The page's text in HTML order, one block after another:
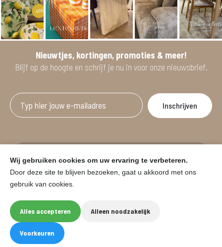
Nieuwtjes, kortingen, promoties & meer!
Blijf op de hoogte en schrijf je nu in voor onze nieuwsbrief.
vanaf minimum 2 willekeurige artikelen.
Onder voorbehoud van prijswijzigingen in de winkel en typfouten.
Wij gebruiken cookies om uw ervaring te verbeteren.
Door deze site te blijven bezoeken, gaat u akkoord met ons
gebruik van cookies.
Alles accepteren Alleen noodzakelijk
Voorkeuren